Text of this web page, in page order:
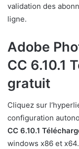
validation des
ligne.
Adobe
CC 6.10.1
gratuit
Cliquez sur
configuration
CC 6.10.1
windows x86 et x64.